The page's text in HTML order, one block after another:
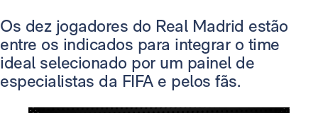
Os dez jogadores do Real Madrid estão
entre os indicados para integrar o time
ideal selecionado por um painel de
especialistas da FIFA e pelos fãs.